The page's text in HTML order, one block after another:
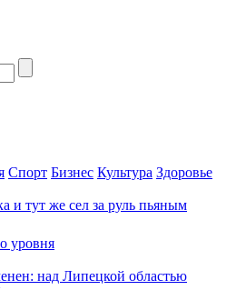
Спорт Бизнес Культура Здоровье
и тут же сел за руль пьяным
уровня
над Липецкой областью